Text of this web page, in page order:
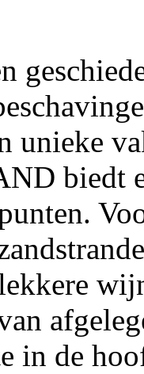
unieke
biedt
in de